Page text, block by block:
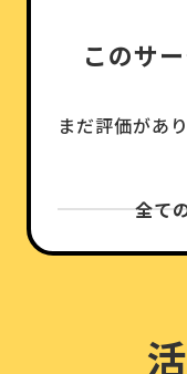
このサ
まだ評価があ
全て